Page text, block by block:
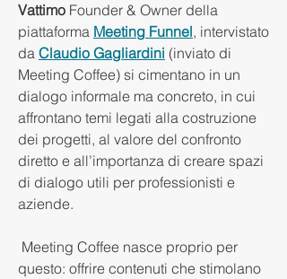
Vattimo Founder & Owner della
piattaforma Meeting Funnel, intervistato
da Claudio Gagliardini (inviato di
Meeting Coffee) si cimentano in un
dialogo informale ma concreto, in cui
affrontano temi legati alla costruzione
dei progetti, al valore del confronto
diretto e all’importanza di creare spazi
di dialogo utili per professionisti e
aziende.
questo: offrire contenuti che stimolano